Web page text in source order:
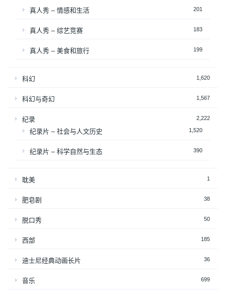
真人秀 – 情感和生活 201
真人秀 – 综艺竞赛 183
真人秀 – 美食和旅行 199
科幻 1,620
科幻与奇幻 1,567
纪录 2,222
纪录片 – 社会与人文历史 1,520
纪录片 – 科学自然与生态 390
耽美 1
肥皂剧 38
脱口秀 50
西部 185
迪士尼经典动画长片 36
音乐 699